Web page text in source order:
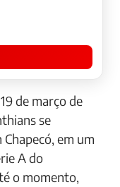
se
em um
A do
o momento,